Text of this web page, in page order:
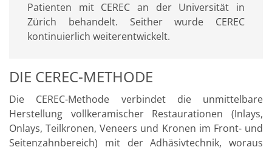
Patienten mit CEREC an der Universität in
Zürich behandelt. Seither wurde CEREC
kontinuierlich weiterentwickelt.
DIE CEREC-METHODE
Die CEREC-Methode verbindet die unmittelbare
Herstellung vollkeramischer Restaurationen (Inlays,
Onlays, Teilkronen, Veneers und Kronen im Front- und
Seitenzahnbereich) mit der Adhäsivtechnik, woraus